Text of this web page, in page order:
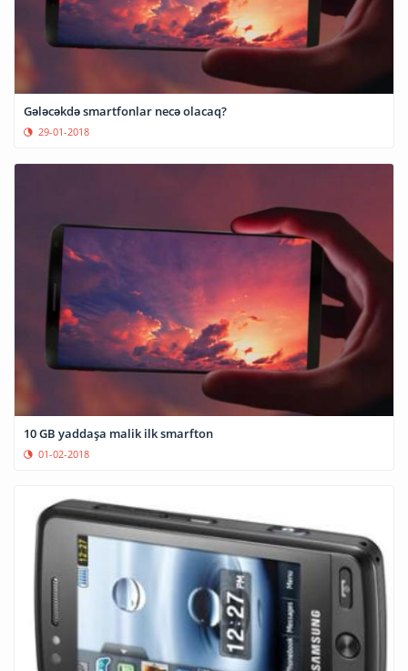
Gələcəkdə smartfonlar necə olacaq?
29-01-2018
10 GB yaddaşa malik ilk smarfton
01-02-2018